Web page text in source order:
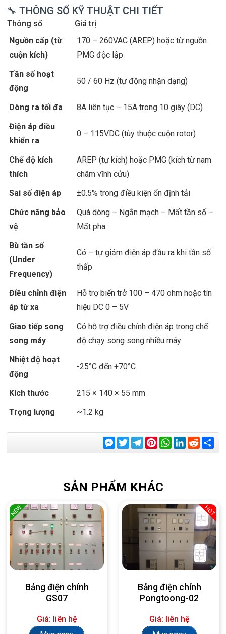
🔧 THÔNG SỐ KỸ THUẬT CHI TIẾT
Thông số
Giá trị
Nguồn cấp (từ
cuộn kích)
170 – 260VAC (AREP) hoặc từ nguồn
PMG độc lập
Tần số hoạt
động
50 / 60 Hz (tự động nhận dạng)
Dòng ra tối đa
8A liên tục – 15A trong 10 giây (DC)
Điện áp điều
khiển ra
0 – 115VDC (tùy thuộc cuộn rotor)
Chế độ kích
thích
AREP (tự kích) hoặc PMG (kích từ nam
châm vĩnh cửu)
Sai số điện áp
±0.5% trong điều kiện ổn định tải
Chức năng bảo
vệ
Quá dòng – Ngắn mạch – Mất tần số –
Mất pha
Bù tần số
(Under
Frequency)
Có – tự giảm điện áp đầu ra khi tần số
thấp
Điều chỉnh điện
áp từ xa
Hỗ trợ biến trở 100 – 470 ohm hoặc tín
hiệu DC 0 – 5V
Giao tiếp song
song máy
Có hỗ trợ điều chỉnh điện áp trong chế
độ chạy song song nhiều máy
Nhiệt độ hoạt
động
-25°C đến +70°C
Kích thước
215 × 140 × 55 mm
Trọng lượng
~1.2 kg
Messenger
TwitterTelegram
Pinterest
WhatsApp
LinkedIn
Reddit
SẢN PHẨM KHÁC
NEW
Bảng điện chính
GS07
Giá: liên hệ
HOT
Bảng điện chính
Pongtoong-02
Giá: liên hệ